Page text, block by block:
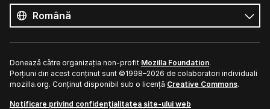
limbile
Limbă
Donează către organizația non-profit Mozilla Foundation.
Porțiuni din acest conținut sunt ©1998–2026 de colaboratori individuali
mozilla.org. Conținut disponibil sub o licență Creative Commons.
Notificare privind confidențialitatea site-ului web